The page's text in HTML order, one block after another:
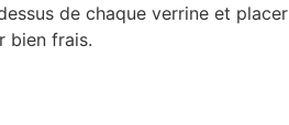
de chaque verrine et placer
bien frais.